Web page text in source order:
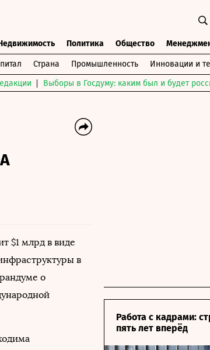
Политика Общество
Страна Промышленность Инновации и
Выборы в Госдуму: каким был и будет
$1 млрд в виде
в
о
Работа с кадрами:
пять лет вперёд